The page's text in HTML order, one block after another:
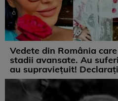
Vedete din România
stadii avansate. Au
au supravieţuit!